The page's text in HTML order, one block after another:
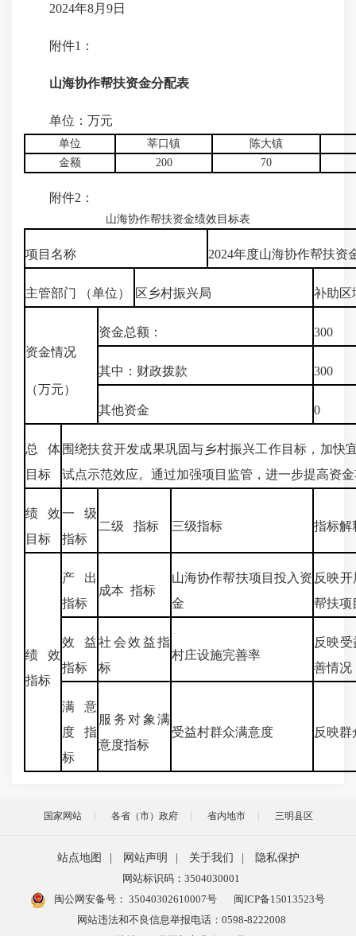
2024年8月9日
附件1：
山海协作帮扶资金分配表
单位：万元
单位 莘口镇
陈大镇
金额
200 70
附件2：
山海协作帮扶资金绩效目标表
项目名称 2024年度山海协作帮扶资
主管部门 （单位） 区乡村振兴局 补助区
资金情况
（万元）
资金总额： 300
其中：财政拨款 300
其他资金 0
总体
目标
围绕扶贫开发成果巩固与乡村振兴工作目标，加快
试点示范效应。通过加强项目监管，进一步提高资
绩效
目标
一级
指标
二级 指标 三级指标 指标解
绩效
指标
产出
指标
成本 指标
山海协作帮扶项目投入资
金
反映
帮扶项
效益
指标
社会效益指
标
村庄设施完善率
反映
善情况
满意
度指
标
服务对象满
意度指标
受益村群众满意度 反映群
国家网站 各省（市）政府 省内地市 三明县区
站点地图 网站声明 关于我们
隐私保护
网站标识码：3504030001
闽公网安备号： 35040302610007号
闽ICP备15013523号
网站违法和不良信息举报电话：0598-8222008